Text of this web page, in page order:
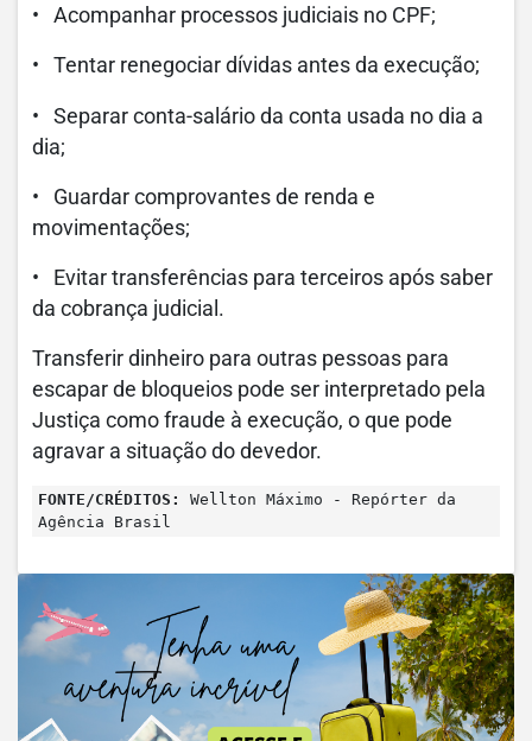
• Acompanhar processos judiciais no CPF;
• Tentar renegociar dívidas antes da execução;
• Separar conta-salário da conta usada no dia a
dia;
• Guardar comprovantes de renda e
movimentações;
• Evitar transferências para terceiros após saber
da cobrança judicial.
Transferir dinheiro para outras pessoas para
escapar de bloqueios pode ser interpretado pela
Justiça como fraude à execução, o que pode
agravar a situação do devedor.
FONTE/CRÉDITOS:
Wellton Máximo - Repórter da
Agência Brasil